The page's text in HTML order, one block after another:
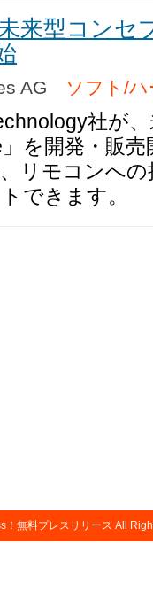
来型コン
AG ソフト/ハ
社が
」を開発・販
リモコンへ
できます。
！無料プレスリリース All